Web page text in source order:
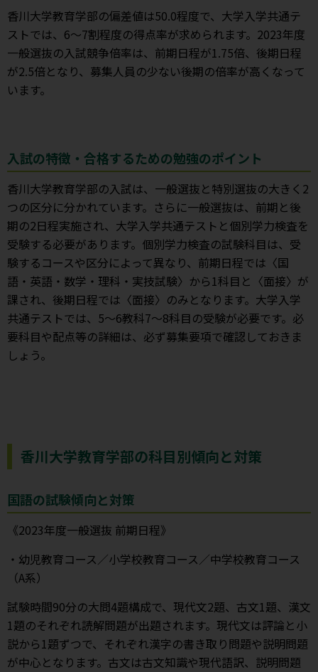
香川大学教育学部の偏差値は50.0程度で、大学入学共通テ
ストでは、6～7割程度の得点率が求められます。2023年度
一般選抜の入試競争倍率は、前期日程が1.75倍、後期日程
が2.5倍となり、募集人員の少ない後期の倍率が高くなって
います。
入試の特徴・合格するための勉強のポイント
香川大学教育学部の入試は、一般選抜と特別選抜の大きく2
つの区分に分かれています。さらに一般選抜は、前期と後
期の2日程実施され、大学入学共通テストと個別学力検査を
受験する必要があります。個別学力検査の試験科目は、受
験するコースや区分によって異なり、前期日程では〈国
語・英語・数学・理科・実技試験〉から1科目と〈面接〉が
課され、後期日程では〈面接〉のみとなります。大学入学
共通テストでは、5～6教科7～8科目の受験が必要です。必
要科目や配点等の詳細は、必ず募集要項で確認しておきま
しょう。
香川大学教育学部の科目別傾向と対策
国語の試験傾向と対策
《2023年度一般選抜 前期日程》
・幼児教育コース／小学校教育コース／中学校教育コース
（A系）
試験時間90分の大問4題構成で、現代文2題、古文1題、漢文
1題のそれぞれ読解問題が出題されます。現代文は評論と小
説から1題ずつで、それぞれ漢字の書き取り問題や説明問題
が中心となります。古文は古文知識や現代語訳、説明問題